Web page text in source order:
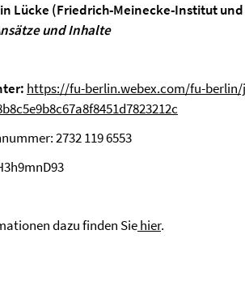
Lücke (Friedrich-Meinecke-Institut und
und Inhalte
https://fu-berlin.webex.com/fu-berlin/
2732 119 6553
dazu finden Siehier.